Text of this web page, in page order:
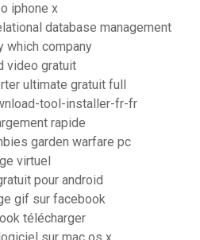
iphone x
database management
which company
video gratuit
ultimate gratuit full
tool-installer-fr-fr
rapide
garden warfare pc
virtuel
pour android
gif sur facebook
télécharger